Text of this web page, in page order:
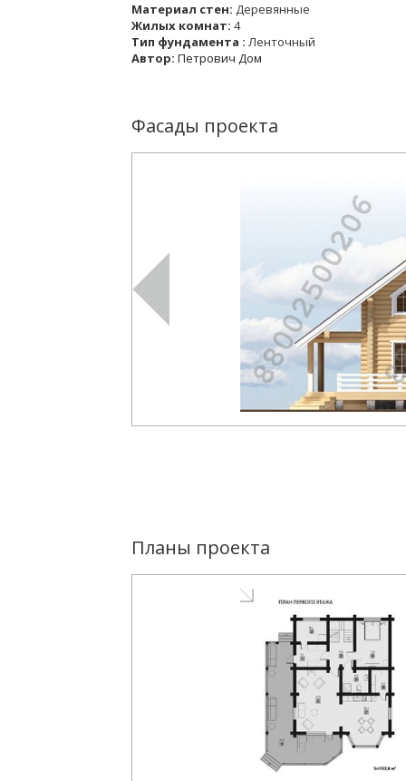
Материал стен: Деревянные
Жилых комнат: 4
Тип фундамента : Ленточный
Автор: Петрович Дом
Фасады проекта
Планы проекта